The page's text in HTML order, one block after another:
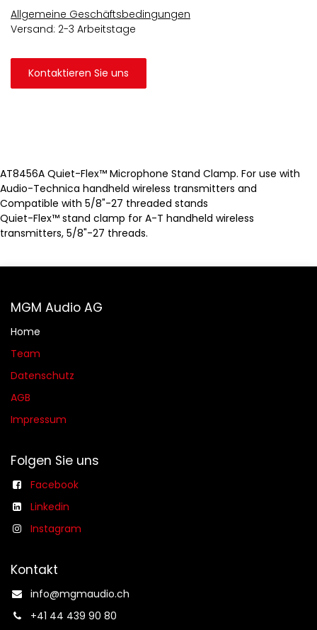
Allgemeine Geschäftsbedingungen
Versand: 2-3 Arbeitstage
Kontaktieren Sie uns
AT8456A Quiet-Flex™ Microphone Stand Clamp. For use with
Audio-Technica handheld wireless transmitters and
Compatible with 5/8"-27 threaded stands
Quiet-Flex™ stand clamp for A-T handheld wireless
transmitters, 5/8"-27 threads.
MGM Audio AG
Home
Team
Datenschutz
AGB​​
Impressum
Folgen Sie uns
Facebook
Linkedin
Instagram
Kontakt
info@mgmaudio.ch​
+41 44 439 90 80